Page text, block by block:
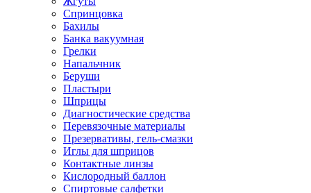
Спринцовка
Бахилы
Банка вакуумная
Грелки
Напальчник
Беруши
Пластыри
Шприцы
Диагностические средства
Перевязочные материалы
Презервативы, гель-смазки
Иглы для шприцов
Контактные линзы
Кислородный баллон
Спиртовые салфетки